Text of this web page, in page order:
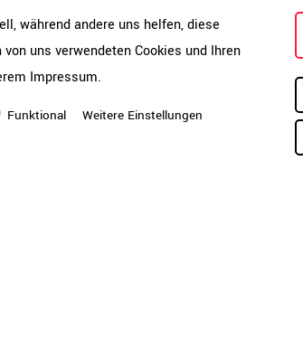
harmonische Linienführung,
Erweiterung mit
zusätzliche Stellfläche zu
effizient, da die einzelnen
anderen Schrankmodellen.
während andere uns helfen, diese
uns verwendeten Cookies und Ihren
Impressum.
Funktional Weitere Einstellungen